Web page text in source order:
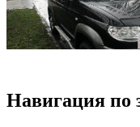
Навигация по